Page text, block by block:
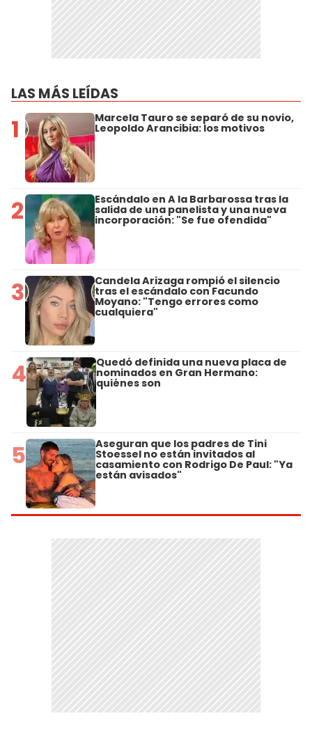
LAS MÁS LEÍDAS
1 Marcela Tauro se separó de su novio,
Leopoldo Arancibia: los motivos
2 Escándalo en A la Barbarossa tras la
salida de una panelista y una nueva
incorporación: "Se fue ofendida"
3 Candela Arizaga rompió el silencio
tras el escándalo con Facundo
Moyano: "Tengo errores como
cualquiera"
4 Quedó definida una nueva placa de
nominados en Gran Hermano:
quiénes son
5 Aseguran que los padres de Tini
Stoessel no están invitados al
casamiento con Rodrigo De Paul: "Ya
están avisados"